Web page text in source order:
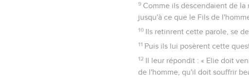
9 Comme ils descendaient de
jusqu'à ce que le Fils de
10 Ils retinrent cette parole, se
11 Puis ils lui posèrent cette
12 Il leur répondit : « Elie doit
de l'homme, qu'il doit souffrir